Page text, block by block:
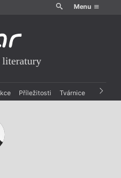
Menu
literatury
Příležitosti Tvárnice Archiv